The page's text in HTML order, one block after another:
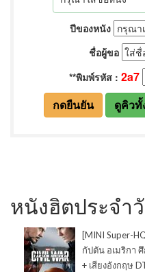
หนังฮิตประจำ
[MINI Super-
กัปตัน อเมริกา
+ เสียงอังกฤษ